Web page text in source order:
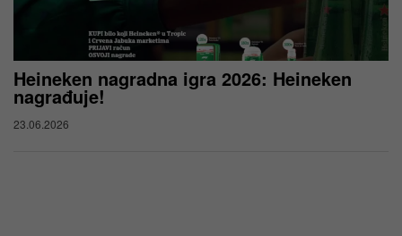
Heineken nagradna igra 2026: Heineken
nagrađuje!
23.06.2026